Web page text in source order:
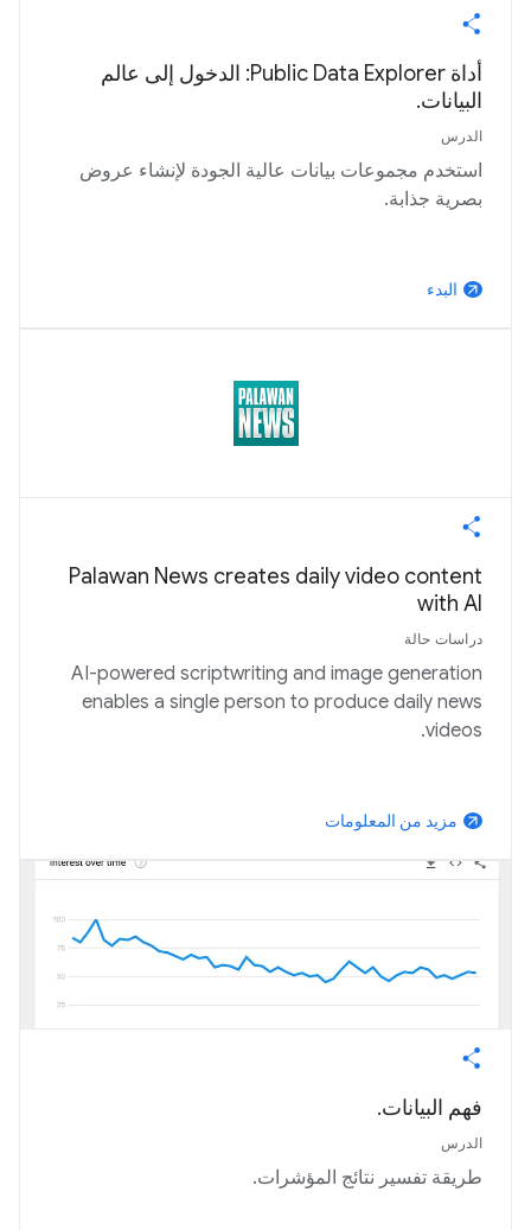
أداة Public Data Explorer: الدخول إلى عالم
البيانات.
الدرس
استخدم مجموعات بيانات عالية الجودة لإنشاء عروض
بصرية جذابة.
arrow_outward البدء
Palawan News creates daily video content
with AI
دراسات حالة
AI-powered scriptwriting and image generation
enables a single person to produce daily news
videos.
arrow_outward مزيد من المعلومات
فهم البيانات.
الدرس
طريقة تفسير نتائج المؤشرات.